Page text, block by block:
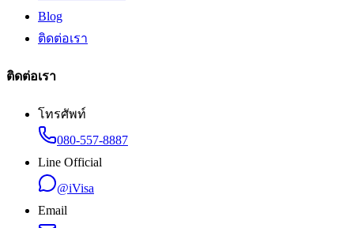
Blog
ติดต่อเรา
ติดต่อเรา
โทรศัพท์
080-557-8887
Line Official
@iVisa
Email